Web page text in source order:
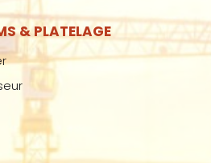
& PLATELAGE